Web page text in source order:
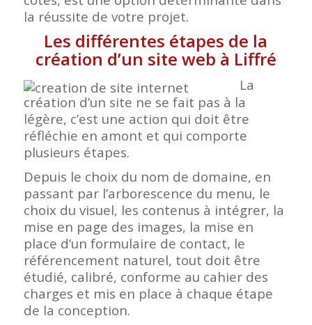
la réussite de votre projet.
Les différentes étapes de la
création d’un site web à Liffré
La
création d’un site ne se fait pas à la
légère, c’est une action qui doit être
réfléchie en amont et qui comporte
plusieurs étapes.
Depuis le choix du nom de domaine, en
passant par l’arborescence du menu, le
choix du visuel, les contenus à intégrer, la
mise en page des images, la mise en
place d’un formulaire de contact, le
référencement naturel, tout doit être
étudié, calibré, conforme au cahier des
charges et mis en place à chaque étape
de la conception.